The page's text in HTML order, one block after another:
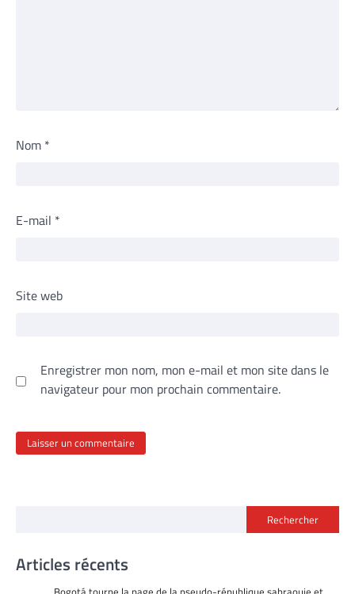
Nom *
E-mail *
Site web
Enregistrer mon nom, mon e-mail et mon site dans le
navigateur pour mon prochain commentaire.
Rechercher
Articles récents